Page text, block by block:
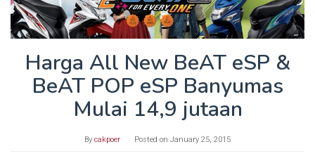
Harga All New BeAT eSP &
BeAT POP eSP Banyumas
Mulai 14,9 jutaan
By cakpoer Posted on January 25, 2015